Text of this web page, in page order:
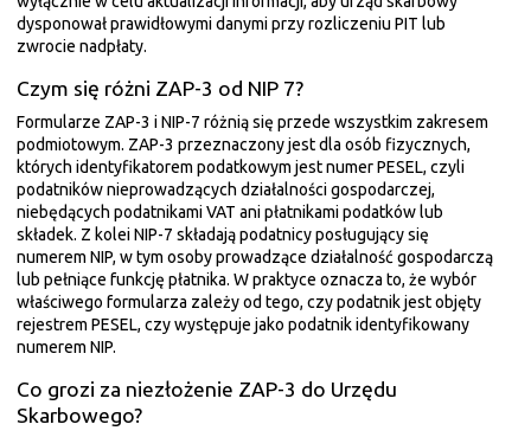
dysponował prawidłowymi danymi przy rozliczeniu PIT lub
zwrocie nadpłaty.
Czym się różni ZAP-3 od NIP 7?
Formularze ZAP-3 i NIP-7 różnią się przede wszystkim zakresem
podmiotowym. ZAP-3 przeznaczony jest dla osób fizycznych,
których identyfikatorem podatkowym jest numer PESEL, czyli
podatników nieprowadzących działalności gospodarczej,
niebędących podatnikami VAT ani płatnikami podatków lub
składek. Z kolei NIP-7 składają podatnicy posługujący się
numerem NIP, w tym osoby prowadzące działalność gospodarczą
lub pełniące funkcję płatnika. W praktyce oznacza to, że wybór
właściwego formularza zależy od tego, czy podatnik jest objęty
rejestrem PESEL, czy występuje jako podatnik identyfikowany
numerem NIP.
Co grozi za niezłożenie ZAP-3 do Urzędu
Skarbowego?